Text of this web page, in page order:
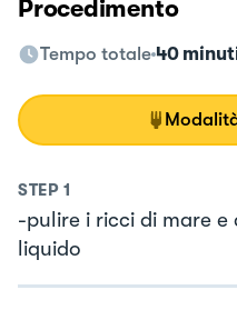
Procedimento
Tempo totale 40
STEP 1
-pulire i ricci di mare e
liquido